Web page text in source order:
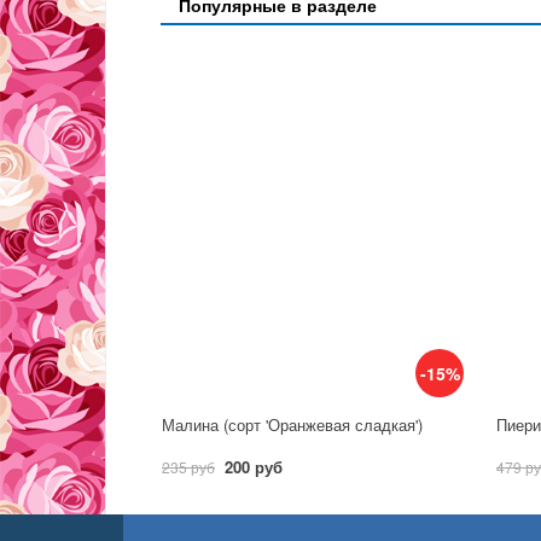
Популярные в разделе
-15%
Малина (сорт 'Оранжевая сладкая')
235 руб 200 руб 479